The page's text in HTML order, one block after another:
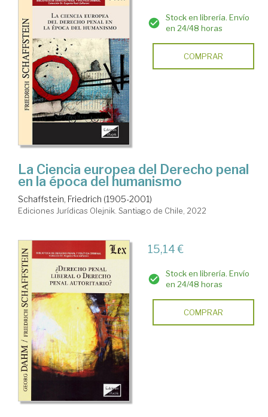
Stock en librería. Envío
en 24/48 horas
COMPRAR
La Ciencia europea del Derecho penal
en la época del humanismo
Schaffstein, Friedrich (1905-2001)
Ediciones Jurídicas Olejnik. Santiago de Chile, 2022
15,14 €
Stock en librería. Envío
en 24/48 horas
COMPRAR